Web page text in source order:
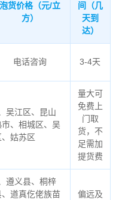
泡货价格（元/立
方）
间（几
天到
达）
电话咨询 3-4天
吴江区、昆山
、相城区、吴
姑苏区
量大可
免费上
门取
货，不
足需加
提货费
遵义县、桐梓
道真仡佬族苗
偏远及